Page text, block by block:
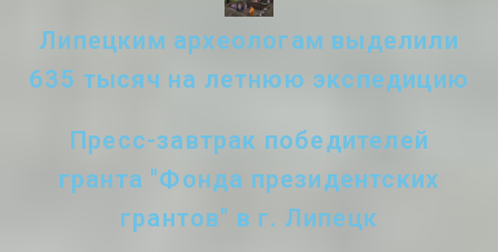
Липецким археологам выделили
635 тысяч на летнюю экспедицию
Пресс-завтрак победителей
гранта "Фонда президентских
грантов" в г. Липецк